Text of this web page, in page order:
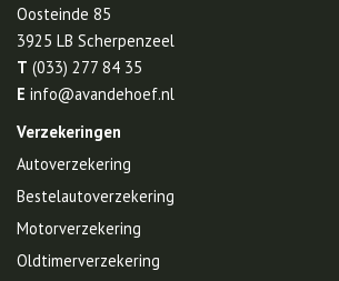
Oosteinde 85
3925 LB Scherpenzeel
T (033) 277 84 35
E info@avandehoef.nl
Verzekeringen
Autoverzekering
Bestelautoverzekering
Motorverzekering
Oldtimerverzekering